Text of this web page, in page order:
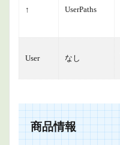
↑ UserPaths
User なし
商品情報